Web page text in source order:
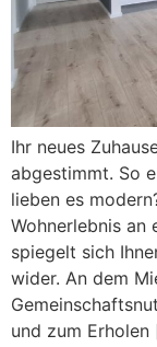
Ihr neues
abgestimmt. So
lieben es
Wohnerlebnis an
spiegelt sich
wider. An dem
und zum